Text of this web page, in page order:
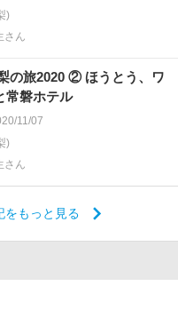
)
さん
の旅2020 ② ほうとう、ワ
常磐ホテル
11/07
)
さん
をもっと見る